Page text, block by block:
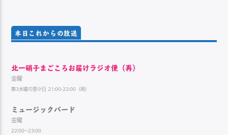
本日これからの放送
北一硝子まごころお届けラジオ便（再）
金曜
第3水曜の翌々日 21:00-22:00（再）
ミュージックバード
金曜
22:00~23:00